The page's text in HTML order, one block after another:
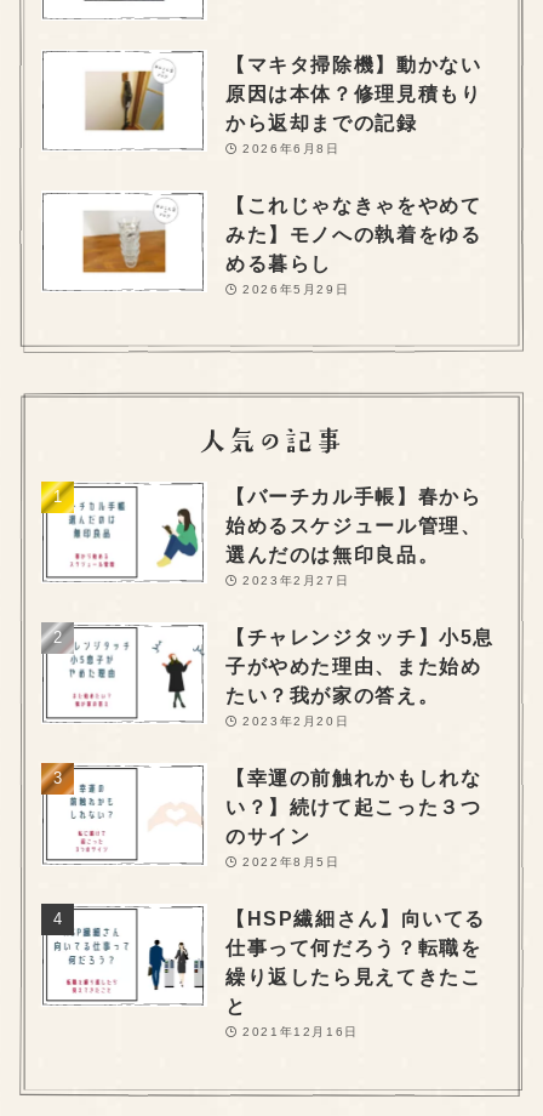
【マキタ掃除機】動かない
原因は本体？修理見積もり
から返却までの記録
2026年6月8日
【これじゃなきゃをやめて
みた】モノへの執着をゆる
める暮らし
2026年5月29日
【バーチカル手帳】春から
始めるスケジュール管理、
選んだのは無印良品。
2023年2月27日
【チャレンジタッチ】小5息
子がやめた理由、また始め
たい？我が家の答え。
2023年2月20日
【幸運の前触れかもしれな
い？】続けて起こった３つ
のサイン
2022年8月5日
【HSP繊細さん】向いてる
仕事って何だろう？転職を
繰り返したら見えてきたこ
と
2021年12月16日